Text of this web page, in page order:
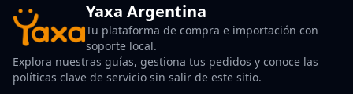
Yaxa Argentina
Tu plataforma de compra e importación con
soporte local.
Explora nuestras guías, gestiona tus pedidos y conoce las
políticas clave de servicio sin salir de este sitio.